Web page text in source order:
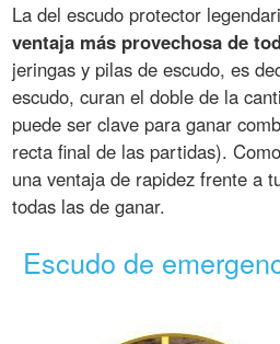
La del escudo protector
ventaja más provechosa de
jeringas y pilas de escudo, es
escudo, curan el doble de la
puede ser clave para ganar
recta final de las partidas).
una ventaja de rapidez frente a
todas las de ganar.
Escudo de